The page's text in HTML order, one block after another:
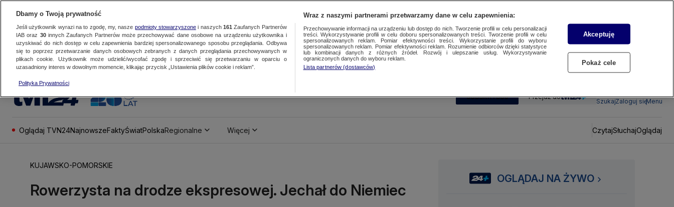
SUBSKRYBUJ Przejdź do
SzukajZaloguj sięMenu
Oglądaj TVN24NajnowszeFaktyŚwiatPolskaRegionalne Więcej CzytajSłuchajOglądaj
KUJAWSKO-POMORSKIE
Rowerzysta na drodze ekspresowej. Jechał do Niemiec
OGLĄDAJ NA ŻYWO
Dbamy o Twoją prywatność
Jeśli użytkownik wyrazi na to zgodę, my, nasze podmioty stowarzyszonei naszych 161 Zaufanych Partnerów
IAB oraz 30innych Zaufanych Partnerów może przechowywać dane osobowe na urządzeniu użytkownika i
uzyskiwać do nich dostęp w celu zapewnienia bardziej spersonalizowanego sposobu przeglądania. Odbywa
się to poprzez przetwarzanie danych osobowych zebranych z danych przeglądania przechowywanych w
plikach cookie. Użytkownik może udzielić/wycofać zgodę i sprzeciwić się przetwarzaniu w oparciu o
uzasadniony interes w dowolnym momencie, klikając przycisk „Ustawienia plików cookie i reklam”.
Polityka Prywatności
Wraz z naszymi partnerami przetwarzamy dane w celu zapewnienia:
Przechowywanie informacji na urządzeniu lub dostęp do nich. Tworzenie profili w celu personalizacji
treści. Wykorzystywanie profili w celu doboru spersonalizowanych treści. Tworzenie profili w celu
spersonalizowanych reklam. Pomiar efektywności treści. Wykorzystanie profili do wyboru
spersonalizowanych reklam. Pomiar efektywności reklam. Rozumienie odbiorców dzięki statystyce
lub kombinacji danych z różnych źródeł. Rozwój i ulepszanie usług. Wykorzystywanie
ograniczonych danych do wyboru reklam.
Lista partnerów (dostawców)
Akceptuję
Pokaż cele